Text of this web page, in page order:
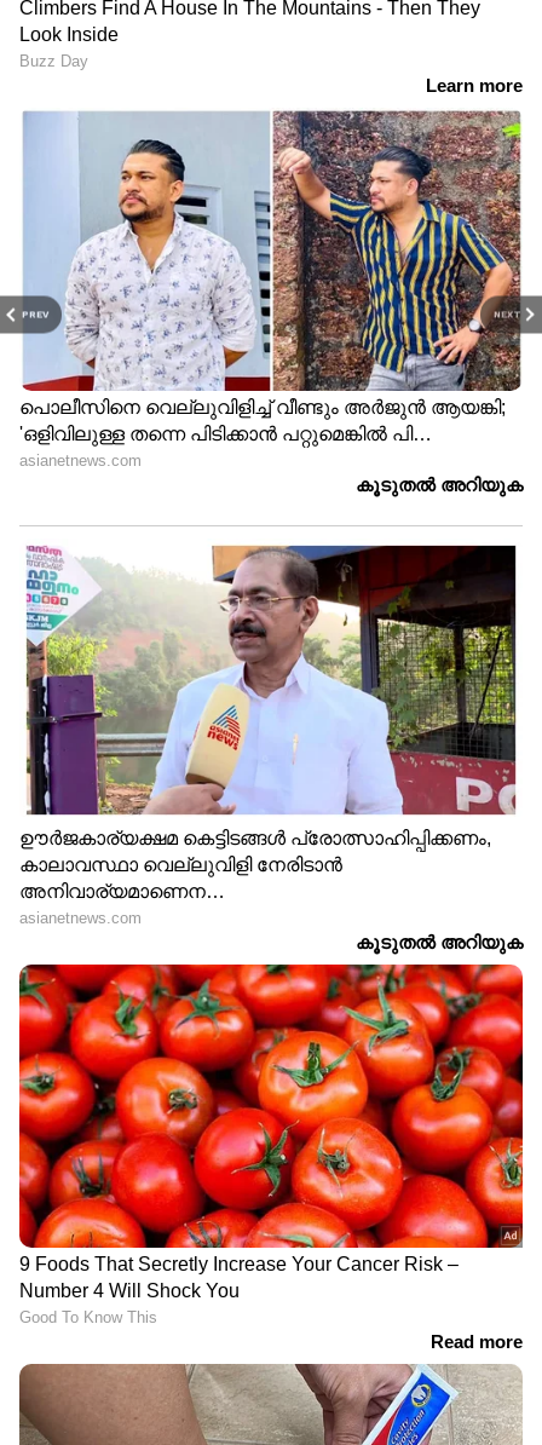
PREV NEXT